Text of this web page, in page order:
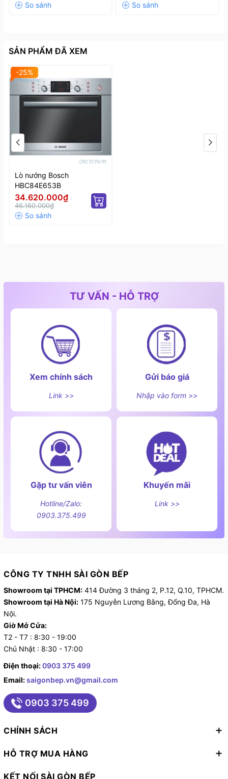
SẢN PHẨM ĐÃ XEM
-25%
Lò nướng Bosch
HBC84E653B
34.620.000₫
46.160.000₫
TƯ VẤN - HỖ TRỢ
Xem chính sách
Link >>
Gửi báo giá
Nhập vào form >>
Gặp tư vấn viên
Hotline/Zalo:
0903.375.499
Khuyến mãi
Link >>
CÔNG TY TNHH SÀI GÒN BẾP
Showroom tại TPHCM: 414 Đường 3 tháng 2, P.12, Q.10, TPHCM.
Showroom tại Hà Nội: 175 Nguyễn Lương Bằng, Đống Đa, Hà
Nội.
Giờ Mở Cửa:
T2 - T7 : 8:30 - 19:00
Chủ Nhật : 8:30 - 17:00
Điện thoại:0903 375 499
Email:saigonbep.vn@gmail.com
0903 375 499
CHÍNH SÁCH
HỖ TRỢ MUA HÀNG
KẾT NỐI SÀI GÒN BẾP